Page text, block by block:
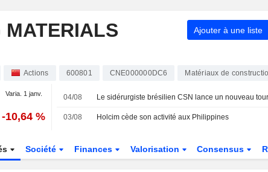
MATERIALS
Ajouter à une liste
Actions 600801 CNE000000DC6 Matériaux de
Varia. 1 janv.
-10,64 %
04/08
03/08 Holcim cède son activité aux Philippines
Société Finances Valorisation Consensus